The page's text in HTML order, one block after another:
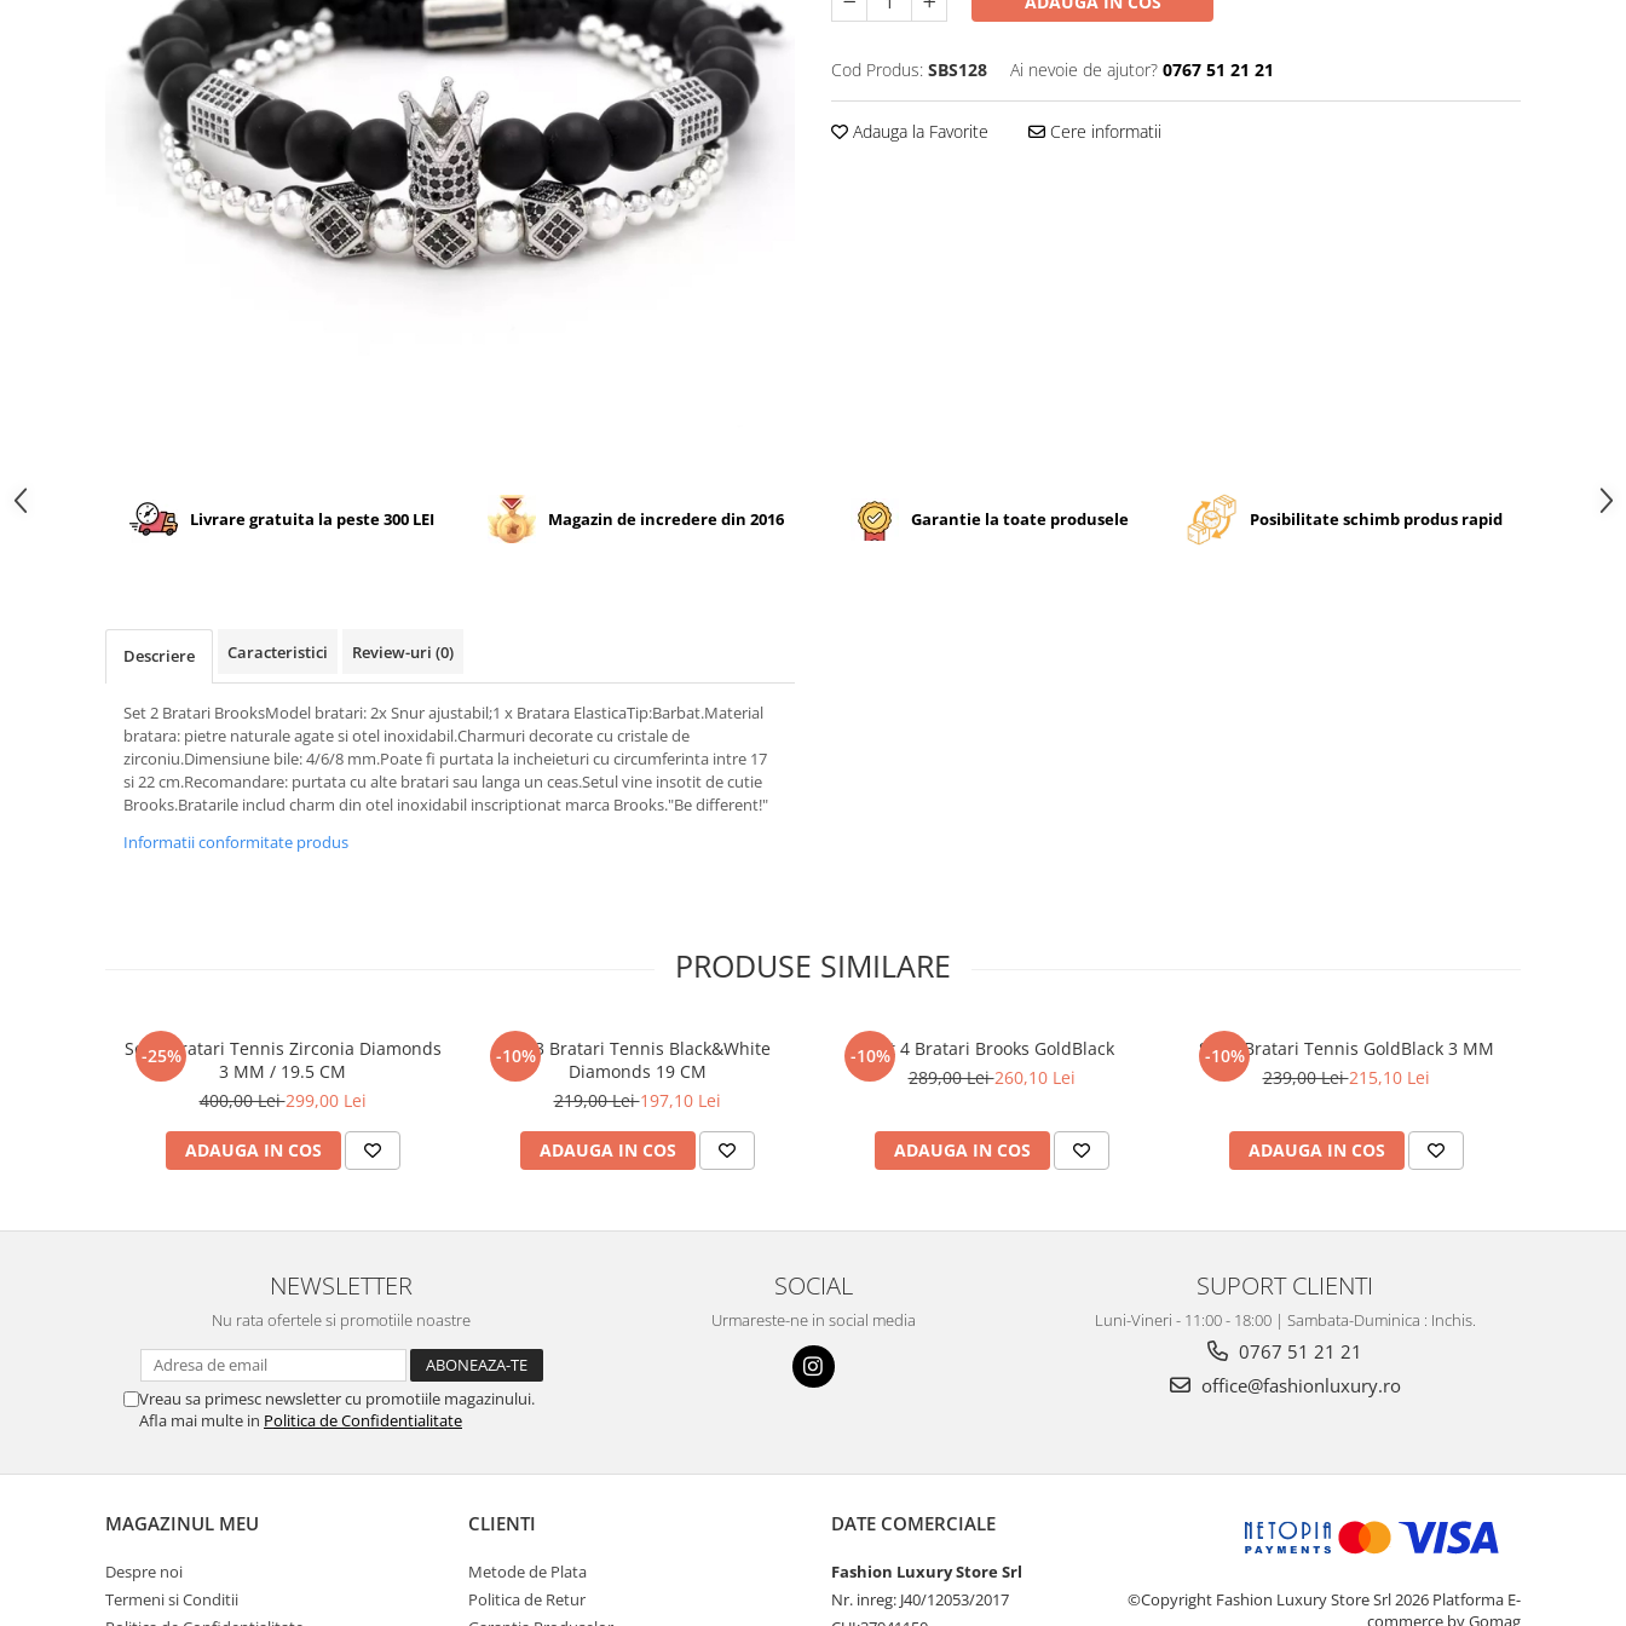
CEASURI DAMA
Cod Produs: SBS128 Ai nevoie de ajutor? 0767 51 21 21
Adauga la Favorite Cere informatii
Livrare gratuita la peste 300 LEI Magazin de incredere din 2016 Garantie la toate produsele Posibilitate schimb produs rapid
Descriere Caracteristici Review-uri (0)
Set 2 Bratari BrooksModel bratari: 2x Snur ajustabil;1 x Bratara ElasticaTip:Barbat.Material
bratara: pietre naturale agate si otel inoxidabil.Charmuri decorate cu cristale de
zirconiu.Dimensiune bile: 4/6/8 mm.Poate fi purtata la incheieturi cu circumferinta intre 17
si 22 cm.Recomandare: purtata cu alte bratari sau langa un ceas.Setul vine insotit de cutie
Brooks.Bratarile includ charm din otel inoxidabil inscriptionat marca Brooks."Be different!"
Informatii conformitate produs
PRODUSE SIMILARE
-25%
Set 5 Bratari Tennis Zirconia Diamonds
3 MM / 19.5 CM
400,00 Lei299,00 Lei
ADAUGA IN COS
-10%
Set 3 Bratari Tennis Black&White
Diamonds 19 CM
219,00 Lei197,10 Lei
ADAUGA IN COS
-10%Set 4 Bratari Brooks GoldBlack
289,00 Lei260,10 Lei
ADAUGA IN COS
-10%
Set 3 Bratari Tennis GoldBlack 3 MM
239,00 Lei215,10 Lei
ADAUGA IN COS
NEWSLETTER
Nu rata ofertele si promotiile noastre
Vreau sa primesc newsletter cu promotiile magazinului.
Afla mai multe in Politica de Confidentialitate
SOCIAL
Urmareste-ne in social media
SUPORT CLIENTI
Luni-Vineri - 11:00 - 18:00 | Sambata-Duminica : Inchis.
0767 51 21 21
office@fashionluxury.ro
MAGAZINUL MEU
Despre noi
Termeni si Conditii
CLIENTI
Metode de Plata
Politica de Retur
DATE COMERCIALE
Fashion Luxury Store Srl
Nr. inreg: J40/12053/2017
©Copyright Fashion Luxury Store Srl 2026 Platforma E-
commerce by Gomag